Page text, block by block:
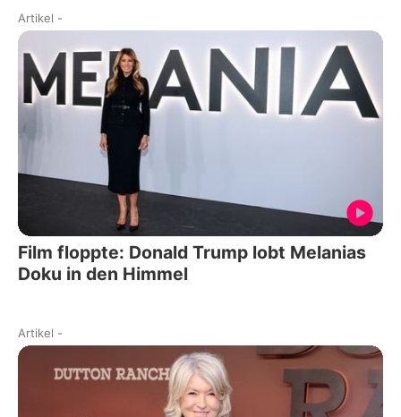
Artikel -
Film floppte: Donald Trump lobt Melanias
Doku in den Himmel
Artikel -